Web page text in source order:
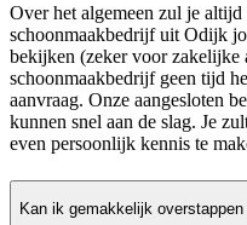
Over het algemeen zul je
schoonmaakbedrijf uit Odijk
bekijken (zeker voor zakelijke
schoonmaakbedrijf geen tijd
aanvraag. Onze aangesloten
kunnen snel aan de slag. Je
even persoonlijk kennis te
Kan ik gemakkelijk